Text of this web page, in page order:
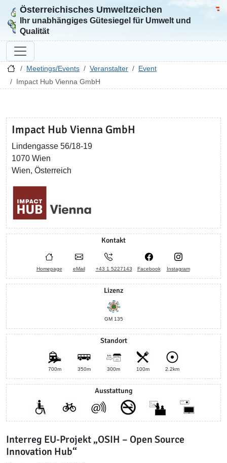
Zur Startseite
Österreichisches Umweltzeichen
Ihr unabhängiges Gütesiegel für Umwelt und
Qualität
Meetings/Events Veranstalter
Event
Impact Hub Vienna GmbH
Impact Hub Vienna GmbH
Lindengasse 56/18-19
1070 Wien
Wien, Österreich
Kontakt
Homepage eMail +43 1 5227143 Facebook Instagram
Lizenz
GM 135
Standort
700m 350m 300m 100m 2.2km
Ausstattung
Interreg EU-Projekt „OSIH – Open Source
Innovation Hub“